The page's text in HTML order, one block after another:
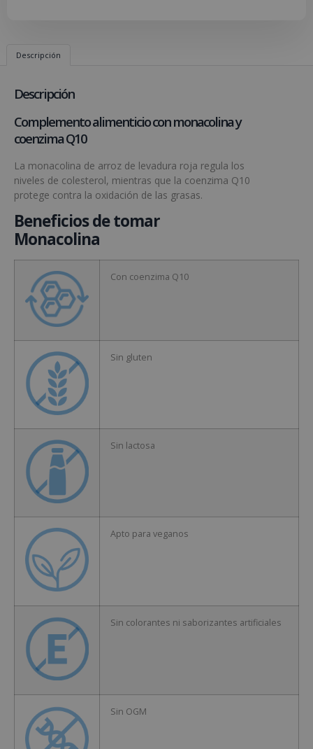
Descripción
Descripción
Complemento alimenticio con monacolina y
coenzima Q10
La monacolina de arroz de levadura roja regula los
niveles de colesterol, mientras que la coenzima Q10
protege contra la oxidación de las grasas.
Beneficios de tomar
Monacolina
Con coenzima Q10
Sin gluten
Sin lactosa
Apto para veganos
Sin colorantes ni saborizantes artificiales
Sin OGM